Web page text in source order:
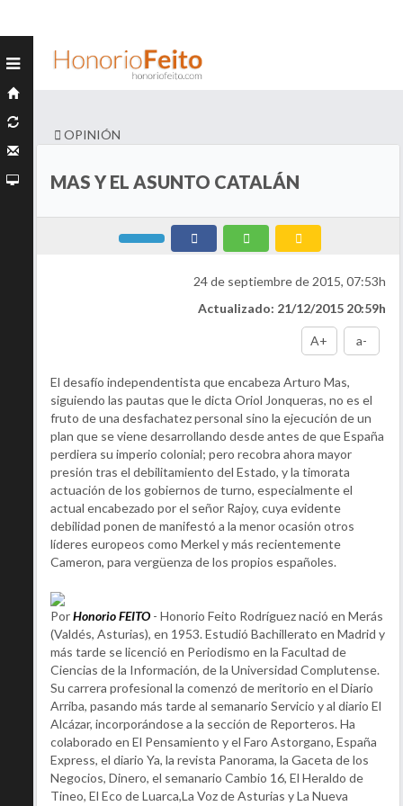
OPINIÓN
MAS Y EL ASUNTO CATALÁN
24 de septiembre de 2015, 07:53h
Actualizado: 21/12/2015 20:59h
A+ a-
El desafío independentista que encabeza Arturo Mas,
siguiendo las pautas que le dicta Oriol Jonqueras, no es el
fruto de una desfachatez personal sino la ejecución de un
plan que se viene desarrollando desde antes de que España
perdiera su imperio colonial; pero recobra ahora mayor
presión tras el debilitamiento del Estado, y la timorata
actuación de los gobiernos de turno, especialmente el
actual encabezado por el señor Rajoy, cuya evidente
debilidad ponen de manifestó a la menor ocasión otros
líderes europeos como Merkel y más recientemente
Cameron, para vergüenza de los propios españoles.
PorHonorio FEITO - Honorio Feito Rodríguez nació en Merás
(Valdés, Asturias), en 1953. Estudió Bachillerato en Madrid y
más tarde se licenció en Periodismo en la Facultad de
Ciencias de la Información, de la Universidad Complutense.
Su carrera profesional la comenzó de meritorio en el Diario
Arriba, pasando más tarde al semanario Servicio y al diario El
Alcázar, incorporándose a la sección de Reporteros. Ha
colaborado en El Pensamiento y el Faro Astorgano, España
Express, el diario Ya, la revista Panorama, la Gaceta de los
Negocios, Dinero, el semanario Cambio 16, El Heraldo de
Tineo, El Eco de Luarca,La Voz de Asturias y La Nueva